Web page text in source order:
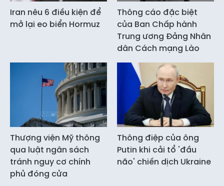
Iran nêu 6 điều kiện để
mở lại eo biển Hormuz
Thông cáo đặc biệt
của Ban Chấp hành
Trung ương Đảng Nhân
dân Cách mạng Lào
Thượng viện Mỹ thông
qua luật ngân sách
tránh nguy cơ chính
phủ đóng cửa
Thông điệp của ông
Putin khi cải tổ 'đầu
não' chiến dịch Ukraine